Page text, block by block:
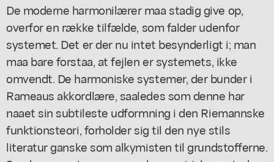
De moderne harmonilærer maa stadig give op,
overfor en række tilfælde, som falder udenfor
systemet. Det er der nu intet besynderligt i; man
maa bare forstaa, at fejlen er systemets, ikke
omvendt. De harmoniske systemer, der bunder i
Rameaus akkordlære, saaledes som denne har
naaet sin subtileste udformning i den Riemannske
funktionsteori, forholder sig til den nye stils
literatur ganske som alkymisten til grundstofferne.